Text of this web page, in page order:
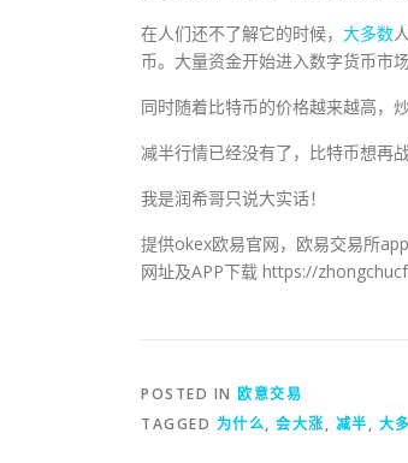
在人们还不了解它的时候， 大多数
币。大量资金开始进入数字货币市
同时随着比特币的价格越来越高，
减半行情已经没有了，比特币想再
我是润希哥只说大实话！
提供okex欧易官网，欧易交易所
网址及APP下载 https://
POSTED IN 欧意交易
TAGGED 为什么, 会大涨, 减半, 大